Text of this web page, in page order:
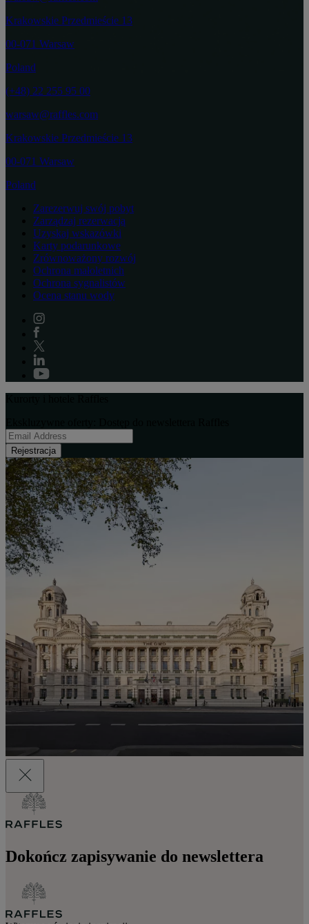
Krakowskie Przedmieście 13
00-071 Warsaw
Poland
(+48) 22 255 95 00
warsaw@raffles.com
Krakowskie Przedmieście 13
00-071 Warsaw
Poland
Zarezerwuj swój pobyt
Zarządzaj rezerwacją
Uzyskaj wskazówki
Karty podarunkowe
Zrównoważony rozwój
Ochrona małoletnich
Ochrona sygnalistów
Ocena stanu wody
Rejestracja
Dokończ zapisywanie do newslettera